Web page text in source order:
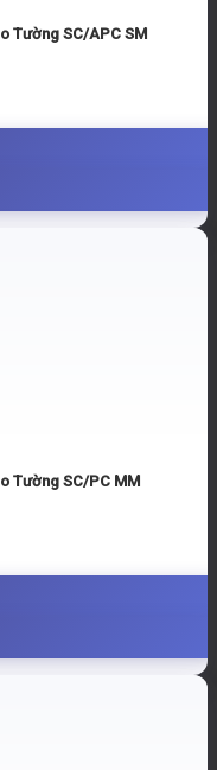
Tường SC/APC SM
Tường SC/PC MM